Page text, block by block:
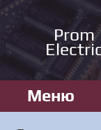
Prom
Меню